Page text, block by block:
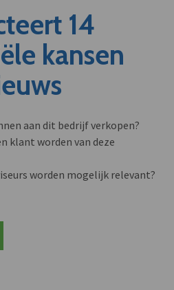
14
kansen
aan dit bedrijf verkopen?
klant worden van deze
worden mogelijk relevant?